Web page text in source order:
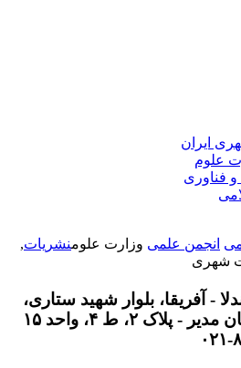
ایران
علوم
انجمن علمیوزارت علومنشریات,
شهری
- آفریقا، بلوار شهید ستاری،
۲، ط ۴، واحد ۱۵